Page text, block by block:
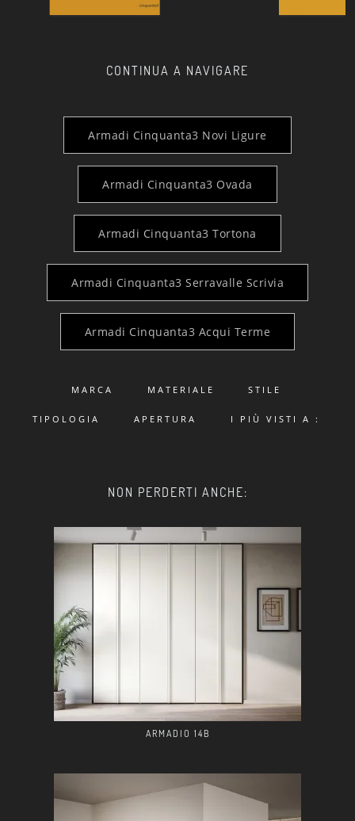
CONTINUA A NAVIGARE
Armadi Cinquanta3 Novi Ligure
Armadi Cinquanta3 Ovada
Armadi Cinquanta3 Tortona
Armadi Cinquanta3 Serravalle Scrivia
Armadi Cinquanta3 Acqui Terme
MARCA MATERIALE STILE
TIPOLOGIA APERTURA I PIÙ VISTI A :
NON PERDERTI ANCHE:
ARMADIO 14B